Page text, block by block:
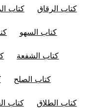
كتاب الرقاق كتاب
كتاب السهو
كتاب الشفعة
كتاب الصلح
كتاب الطلاق كتاب